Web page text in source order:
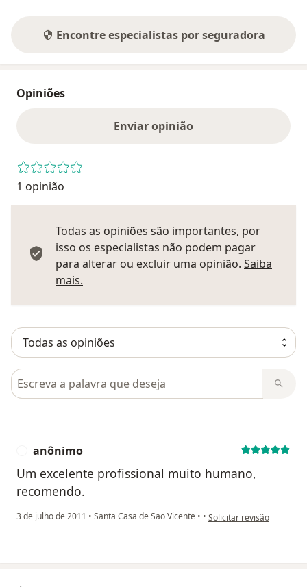
Encontre especialistas por seguradora
Opiniões
Enviar opinião
1 opinião
Todas as opiniões são importantes, por
isso os especialistas não podem pagar
para alterar ou excluir uma opinião. Saiba
mais.
Pesquisar em opiniões
anônimo
Um excelente profissional muito humano,
recomendo.
3 de julho de 2011 • Santa Casa de Sao Vicente • • na opinião do utilizador
Solicitar revisão